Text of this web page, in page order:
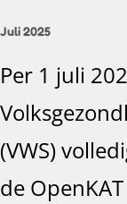
Juli 2025
Per 1 juli
(VWS)
de